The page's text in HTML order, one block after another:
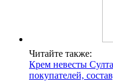
Читайте также:
Крем невесты
покупателей,